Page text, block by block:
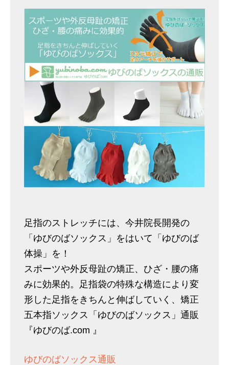
足指のストレッチには、今井院長開発の
「ゆびのばソックス」をはいて「ゆびのば
体操」を！
スポーツや外反母趾の矯正、ひざ・腰の痛
みに効果的。足指袋の特殊な構造により変
形した足指をきちんと伸ばしていく、矯正
五本指ソックス「ゆびのばソックス」通販
『ゆびのば.com 』
ゆびのばソックス通販